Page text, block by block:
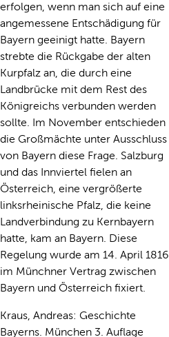
erfolgen, wenn man sich auf eine
angemessene Entschädigung für
Bayern geeinigt hatte. Bayern
strebte die Rückgabe der alten
Kurpfalz an, die durch eine
Landbrücke mit dem Rest des
Königreichs verbunden werden
sollte. Im November entschieden
die Großmächte unter Ausschluss
von Bayern diese Frage. Salzburg
und das Innviertel fielen an
Österreich, eine vergrößerte
linksrheinische Pfalz, die keine
Landverbindung zu Kernbayern
hatte, kam an Bayern. Diese
Regelung wurde am 14. April 1816
im Münchner Vertrag zwischen
Bayern und Österreich fixiert.
Kraus, Andreas: Geschichte
Bayerns. München 3. Auflage